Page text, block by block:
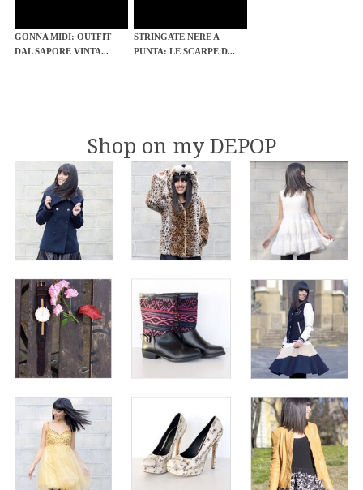
GONNA MIDI: OUTFIT
DAL SAPORE VINTA...
STRINGATE NERE A
PUNTA: LE SCARPE D...
Shop on my DEPOP